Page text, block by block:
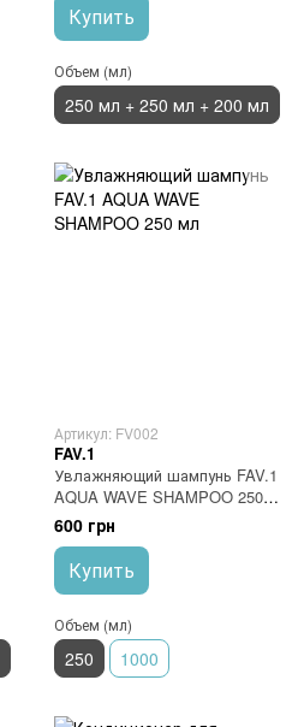
Купить
Объем (мл)
250 мл + 250 мл + 200 мл
Артикул: FV002
FAV.1
Увлажняющий шампунь FAV.1
AQUA WAVE SHAMPOO 250
мл
600 грн
Купить
Объем (мл)
250 1000